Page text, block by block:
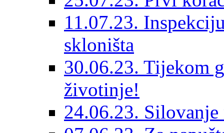
11.07.23.
skloništa
30.06.23. Tijekom
životinje!
24.06.23.